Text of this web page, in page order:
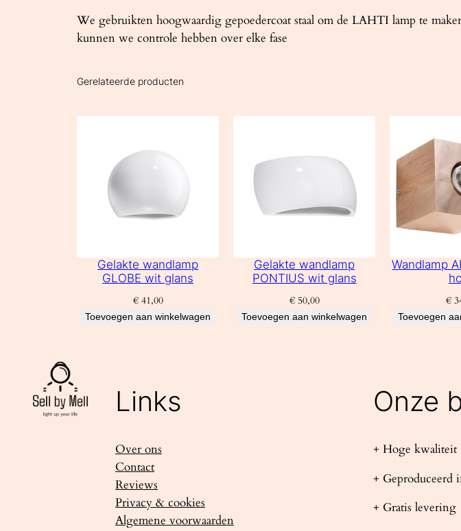
We gebruikten hoogwaardig gepoedercoat staal om de LAHTI lamp te
kunnen we controle hebben over elke fase
Gerelateerde producten
Gelakte wandlamp
GLOBE wit glans
€41,00
Toevoegen aan winkelwagen
Gelakte wandlamp
PONTIUS wit glans
€50,00
Toevoegen aan winkelwagen
Wandlamp
€
Toevoegen
Links
Over ons
Contact
Reviews
Privacy & cookies
Algemene voorwaarden
Onze
+ Hoge kwaliteit
+ Geproduceerd
+ Gratis levering